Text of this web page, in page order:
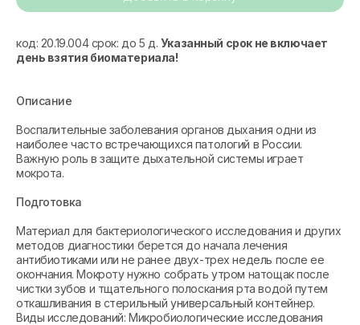
код: 20.19.004 срок: до 5 д. Указанный срок не включает
день взятия биоматериала!
Описание
Воспалительные заболевания органов дыхания одни из
наиболее часто встречающихся патологий в России.
Важную роль в защите дыхательной системы играет
мокрота.
Подготовка
Материал для бактериологического исследования и других
методов диагностики берется до начала лечения
антибиотиками или не ранее двух-трех недель после ее
окончания. Мокроту нужно собрать утром натощак после
чистки зубов и тщательного полоскания рта водой путем
откашливания в стерильный универсальный контейнер.
Виды исследований: Микробиологические исследования